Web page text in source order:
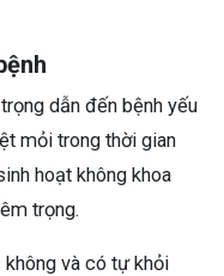
dẫn đến bệnh yếu
mỏi trong thời gian
hoạt không khoa
trọng.
và có tự khỏi